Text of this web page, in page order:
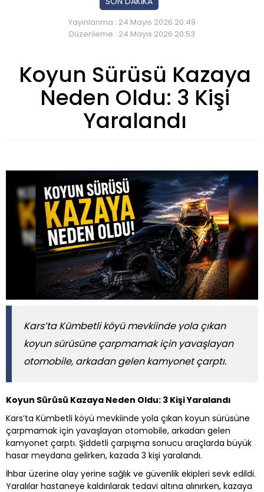
Yayınlanma : 24 Mayıs 2026 20:49
Düzenleme : 24 Mayıs 2026 20:53
Koyun Sürüsü Kazaya
Neden Oldu: 3 Kişi
Yaralandı
Kars’ta Kümbetli köyü mevkiinde yola çıkan
koyun sürüsüne çarpmamak için yavaşlayan
otomobile, arkadan gelen kamyonet çarptı.
Koyun Sürüsü Kazaya Neden Oldu: 3 Kişi Yaralandı
Kars’ta Kümbetli köyü mevkiinde yola çıkan koyun sürüsüne
çarpmamak için yavaşlayan otomobile, arkadan gelen
kamyonet çarptı. Şiddetli çarpışma sonucu araçlarda büyük
hasar meydana gelirken, kazada 3 kişi yaralandı.
İhbar üzerine olay yerine sağlık ve güvenlik ekipleri sevk edildi.
Yaralılar hastaneye kaldırılarak tedavi altına alınırken, kazaya